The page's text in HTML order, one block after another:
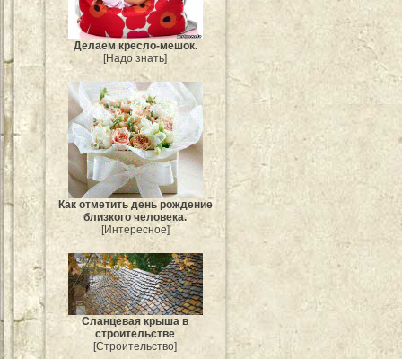
Делаем кресло-мешок.
[Надо знать]
Как отметить день рождение
близкого человека.
[Интересное]
Сланцевая крыша в
строительстве
[Строительство]